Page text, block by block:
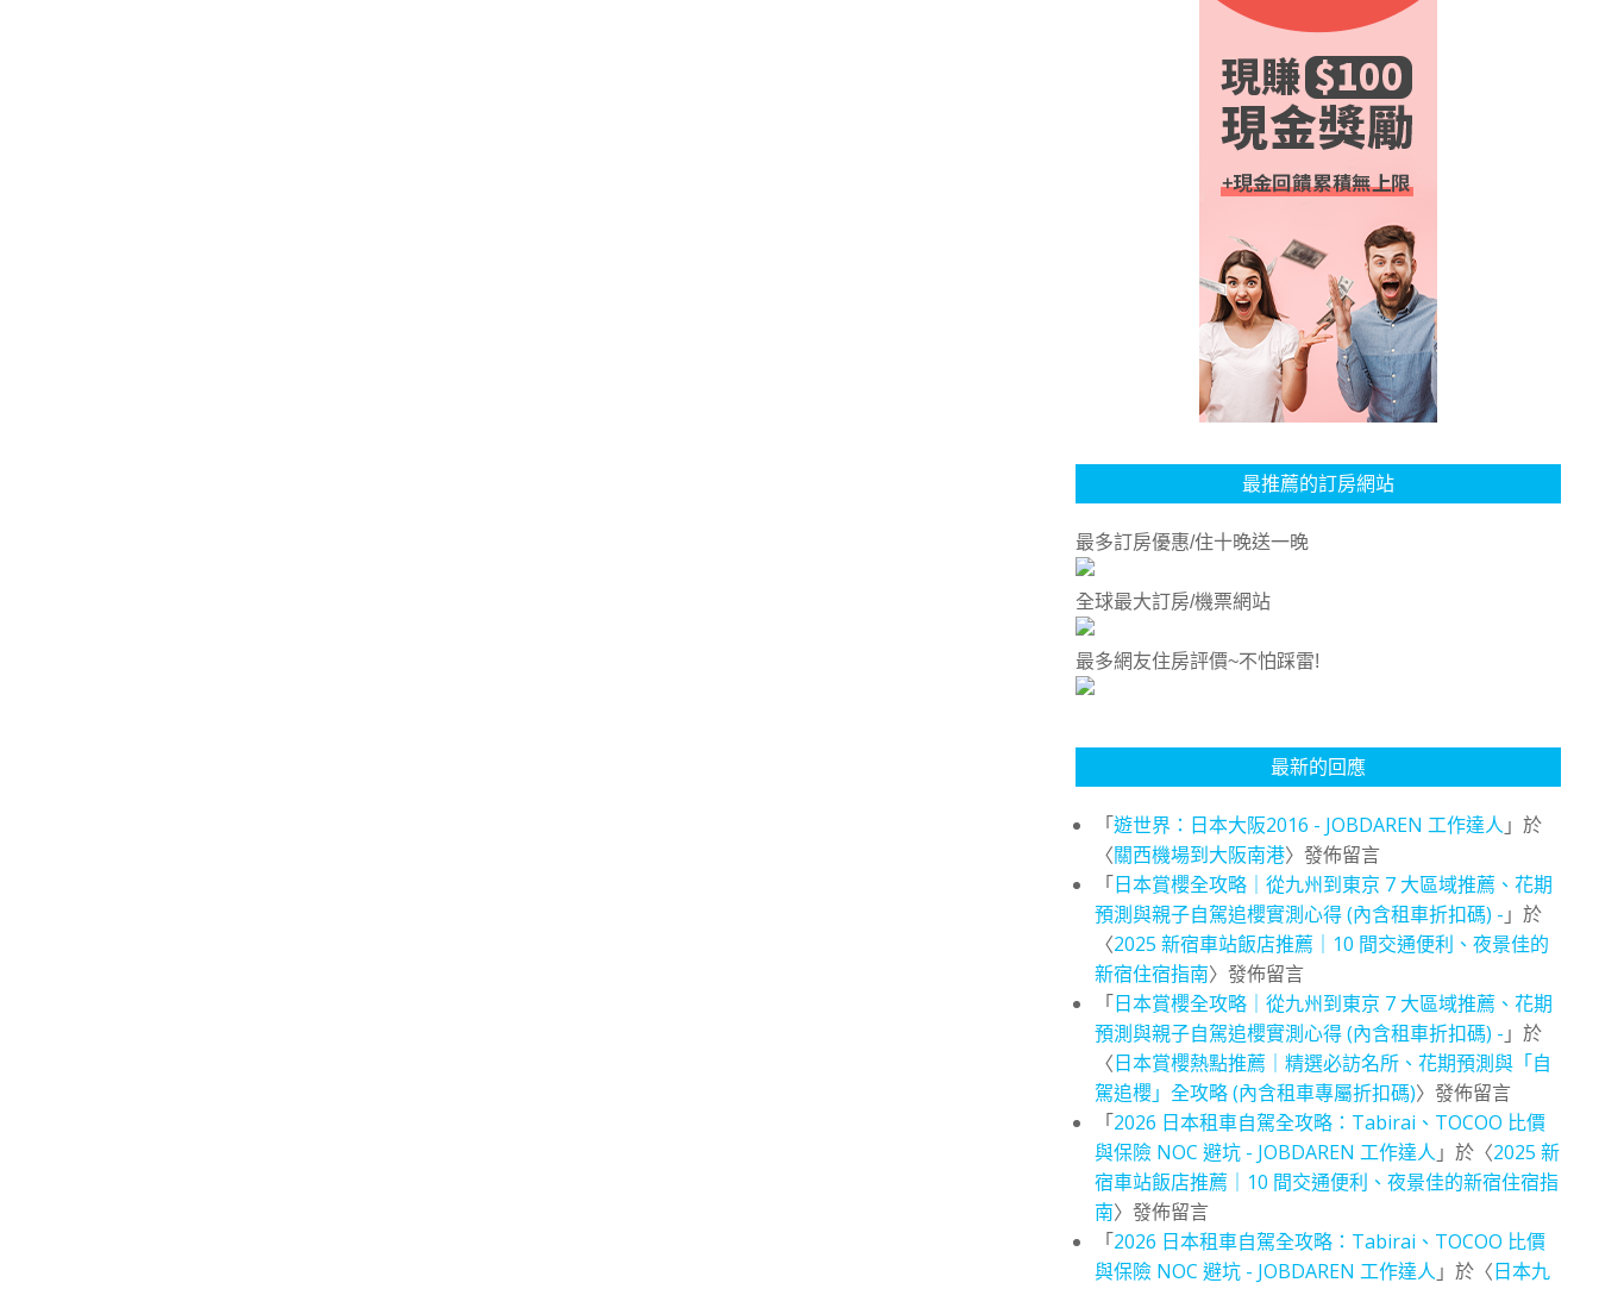
最推薦的訂房網站
最多訂房優惠/住十晚送一晚
全球最大訂房/機票網站
最多網友住房評價~不怕踩雷!
最新的回應
「遊世界：日本大阪2016 - JOBDAREN 工作達人 」於
〈關西機場到大阪南港〉發佈留言
「日本賞櫻全攻略｜從九州到東京 7 大區域推薦、花期
預測與親子自駕追櫻實測心得 (內含租車折扣碼) - 」於
〈2025 新宿車站飯店推薦｜10 間交通便利、夜景佳的
新宿住宿指南〉發佈留言
「日本賞櫻全攻略｜從九州到東京 7 大區域推薦、花期
預測與親子自駕追櫻實測心得 (內含租車折扣碼) - 」於
〈日本賞櫻熱點推薦｜精選必訪名所、花期預測與「自
駕追櫻」全攻略 (內含租車專屬折扣碼)〉發佈留言
「2026 日本租車自駕全攻略：Tabirai、TOCOO 比價
與保險 NOC 避坑 - JOBDAREN 工作達人 」於〈2025 新
宿車站飯店推薦｜10 間交通便利、夜景佳的新宿住宿指
南〉發佈留言
「2026 日本租車自駕全攻略：Tabirai、TOCOO 比價
與保險 NOC 避坑 - JOBDAREN 工作達人 」於〈日本九